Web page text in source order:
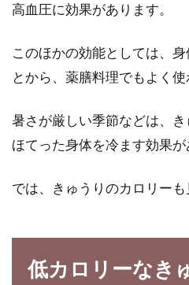
味噌は鍋
ピリ辛で
辛い料理はス
いるでし...
トラウト
食卓でもお
と、いろい
高血圧に効果があります。
このほかの効能としては、
とから、薬膳料理でもよく使
暑さが厳しい季節などは、き
ほてった身体を冷ます効果が
では、きゅうりのカロリーも
低カロリーなき